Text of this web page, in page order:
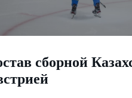
сборной